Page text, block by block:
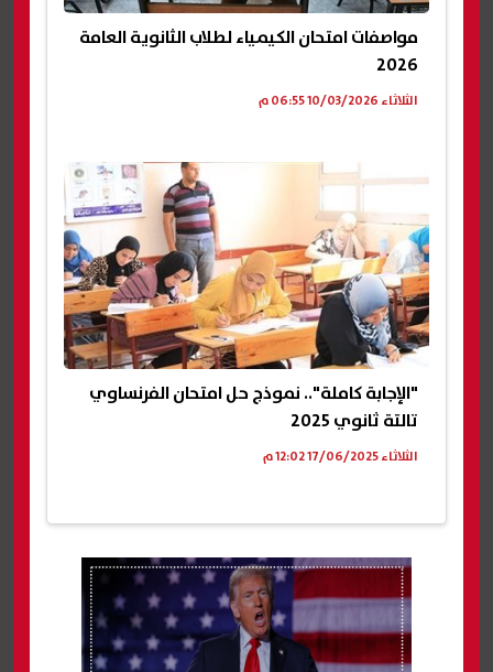
مواصفات امتحان الكيمياء لطلاب الثانوية العامة
2026
الثلاثاء 10/03/2026 06:55 م
"الإجابة كاملة".. نموذج حل امتحان الفرنساوي
تالتة ثانوي 2025
الثلاثاء 17/06/2025 12:02 م